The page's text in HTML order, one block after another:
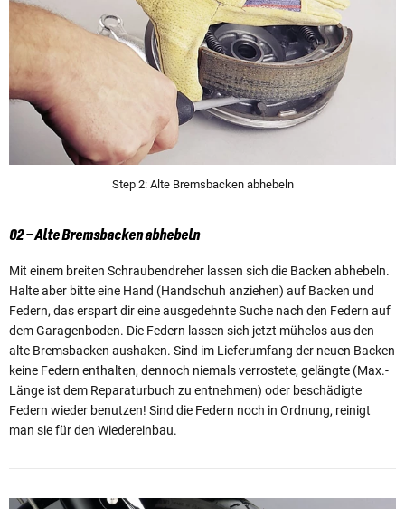
Step 2: Alte Bremsbacken abhebeln
02 – Alte Bremsbacken abhebeln
Mit einem breiten Schraubendreher lassen sich die Backen abhebeln.
Halte aber bitte eine Hand (Handschuh anziehen) auf Backen und
Federn, das erspart dir eine ausgedehnte Suche nach den Federn auf
dem Garagenboden. Die Federn lassen sich jetzt mühelos aus den
alte Bremsbacken aushaken. Sind im Lieferumfang der neuen Backen
keine Federn enthalten, dennoch niemals verrostete, gelängte (Max.-
Länge ist dem Reparaturbuch zu entnehmen) oder beschädigte
Federn wieder benutzen! Sind die Federn noch in Ordnung, reinigt
man sie für den Wiedereinbau.